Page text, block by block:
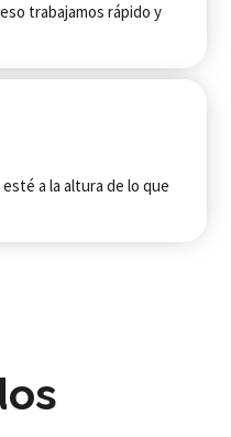
trabajamos rápido y
a la altura de lo que